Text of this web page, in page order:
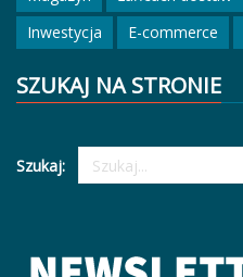
Inwestycja
E-commerce
SZUKAJ NA STRONIE
Szukaj: